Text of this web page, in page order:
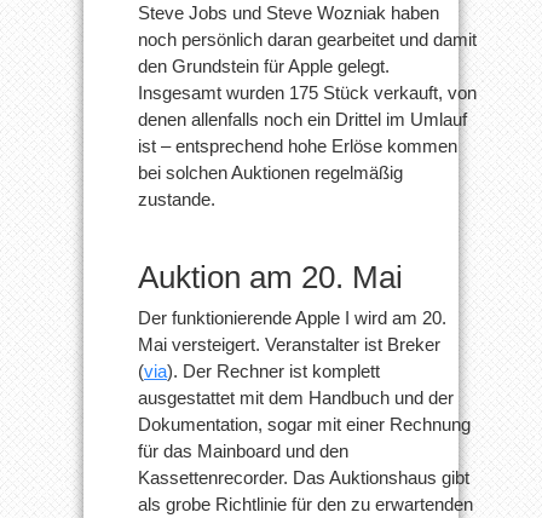
unter
den
Hammer
Steve Jobs und Steve Wozniak haben
noch persönlich daran gearbeitet und damit
den Grundstein für Apple gelegt.
Insgesamt wurden 175 Stück verkauft, von
denen allenfalls noch ein Drittel im Umlauf
ist – entsprechend hohe Erlöse kommen
bei solchen Auktionen regelmäßig
zustande.
Auktion am 20. Mai
Der funktionierende Apple I wird am 20.
Mai versteigert. Veranstalter ist Breker
(via). Der Rechner ist komplett
ausgestattet mit dem Handbuch und der
Dokumentation, sogar mit einer Rechnung
für das Mainboard und den
Kassettenrecorder. Das Auktionshaus gibt
als grobe Richtlinie für den zu erwartenden